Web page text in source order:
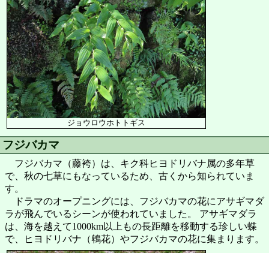
ジョウロウホトトギス
フジバカマ
フジバカマ（藤袴）は、キク科ヒヨドリバナ属の多年草
で、秋の七草にもなっているため、古くから知られていま
す。
ドラマのオープニングには、フジバカマの花にアサギマダ
ラが飛んでいるシーンが使われていました。 アサギマダラ
は、海を越えて1000km以上もの長距離を移動する珍しい蝶
で、ヒヨドリバナ（鵯花）やフジバカマの花に集まります。